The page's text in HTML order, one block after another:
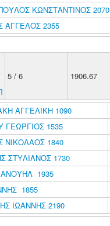
ΚΩΝΣΤΑΝΤΙΝΟΣ 2070
ΑΓΓΕΛΟΣ 2355
5 / 6 1906.67
ΑΓΓΕΛΙΚΗ 1090
1535
1840
ΣΤΥΛΙΑΝΟΣ 1730
1935
1855
ΙΩΑΝΝΗΣ 2190